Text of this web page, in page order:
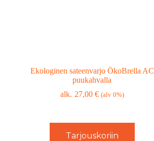
Ekologinen sateenvarjo ÖkoBrella AC
puukahvalla
27,00 € (alv 0%)
Tarjouskoriin